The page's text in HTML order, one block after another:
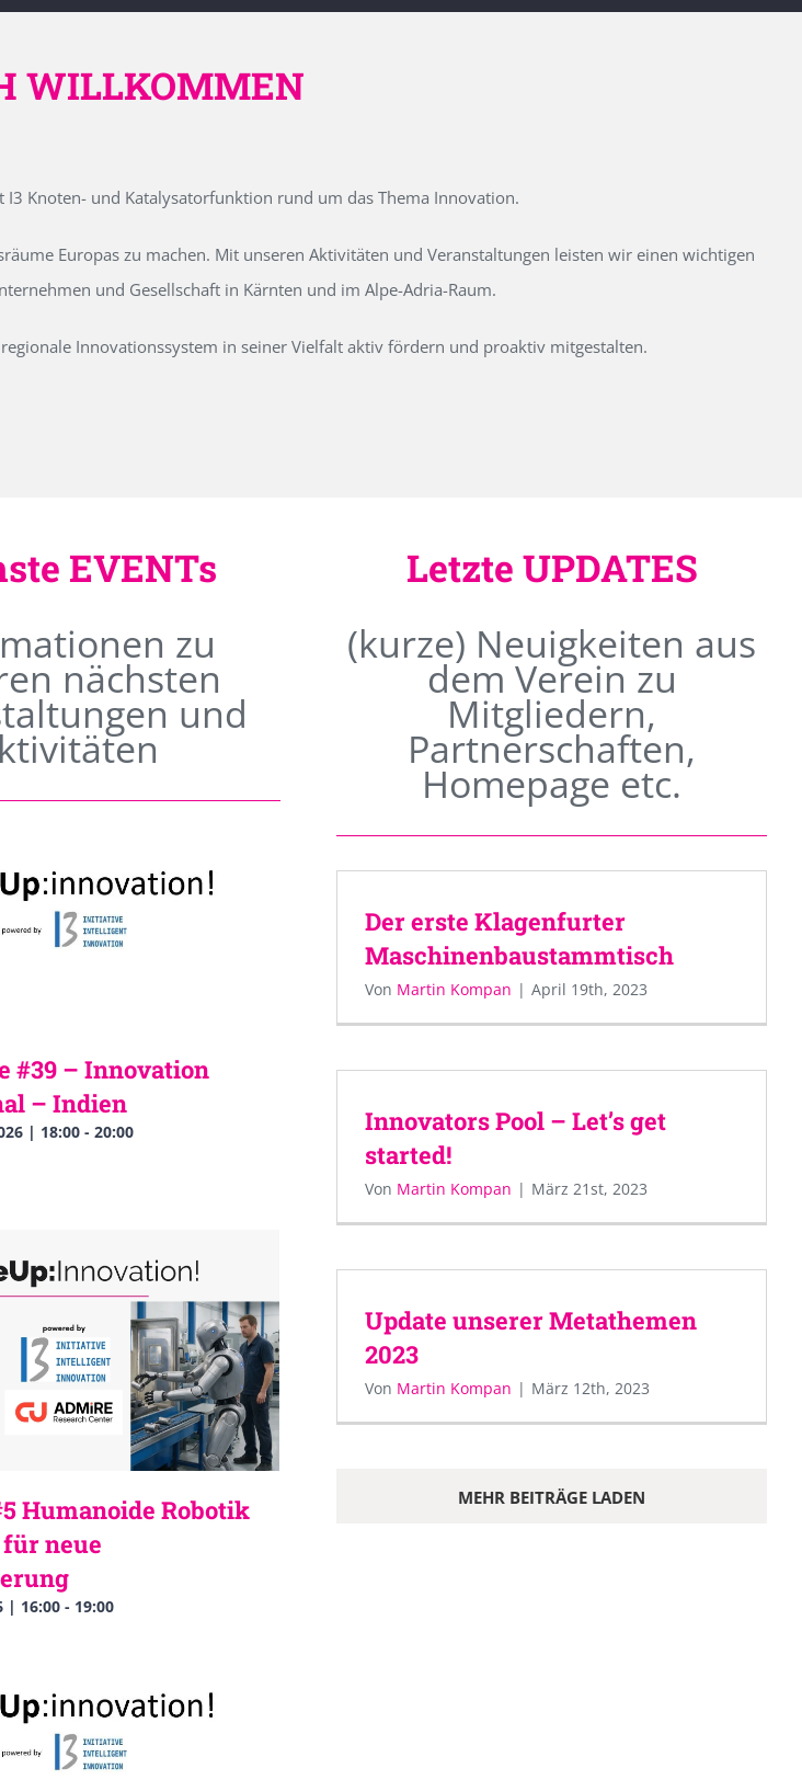
WILLKOMMEN
Knoten- und Katalysatorfunktion rund um das Thema Innovation.
Europas zu machen. Mit unseren Aktivitäten und Veranstaltungen leisten wir einen wichtigen
und Gesellschaft in Kärnten und im Alpe-Adria-Raum.
Innovationssystem in seiner Vielfalt aktiv fördern und proaktiv mitgestalten.
EVENTs
zu
nächsten
und
#39 – Innovation
– Indien
| 18:00- 20:00
Humanoide Robotik
für neue
| 16:00- 19:00
Letzte UPDATES
(kurze) Neuigkeiten aus
dem Verein zu
Mitgliedern,
Partnerschaften,
Homepage etc.
Der erste Klagenfurter
Maschinenbaustammtisch
Von Martin Kompan | April 19th, 2023
Innovators Pool – Let’s get
started!
Von Martin Kompan | März 21st, 2023
Update unserer Metathemen
2023
Von Martin Kompan | März 12th, 2023
MEHR BEITRÄGE LADEN